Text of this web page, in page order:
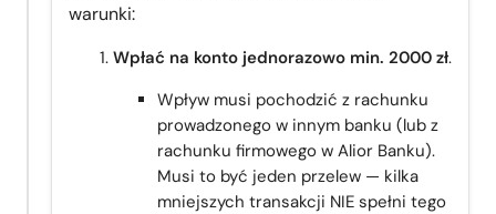
warunki:
Wpłać na konto jednorazowo min. 2000 zł.
Wpływ musi pochodzić z rachunku
prowadzonego w innym banku (lub z
rachunku firmowego w Alior Banku).
Musi to być jeden przelew — kilka
mniejszych transakcji NIE spełni tego